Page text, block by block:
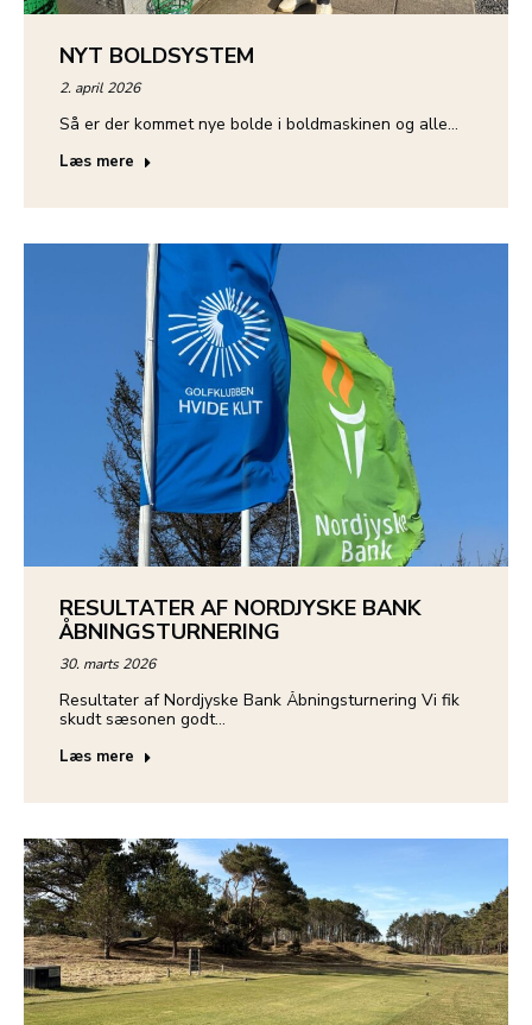
NYT BOLDSYSTEM
2. april 2026
Så er der kommet nye bolde i boldmaskinen og alle…
Læs mere
RESULTATER AF NORDJYSKE BANK
ÅBNINGSTURNERING
30. marts 2026
Resultater af Nordjyske Bank Åbningsturnering Vi fik
skudt sæsonen godt…
Læs mere